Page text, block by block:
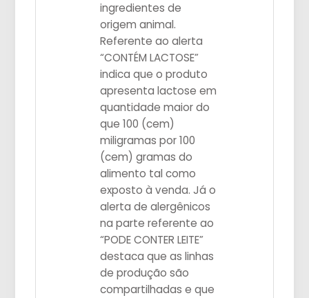
ingredientes de
origem animal.
Referente ao alerta
“CONTÉM LACTOSE”
indica que o produto
apresenta lactose em
quantidade maior do
que 100 (cem)
miligramas por 100
(cem) gramas do
alimento tal como
exposto à venda. Já o
alerta de alergênicos
na parte referente ao
“PODE CONTER LEITE”
destaca que as linhas
de produção são
compartilhadas e que